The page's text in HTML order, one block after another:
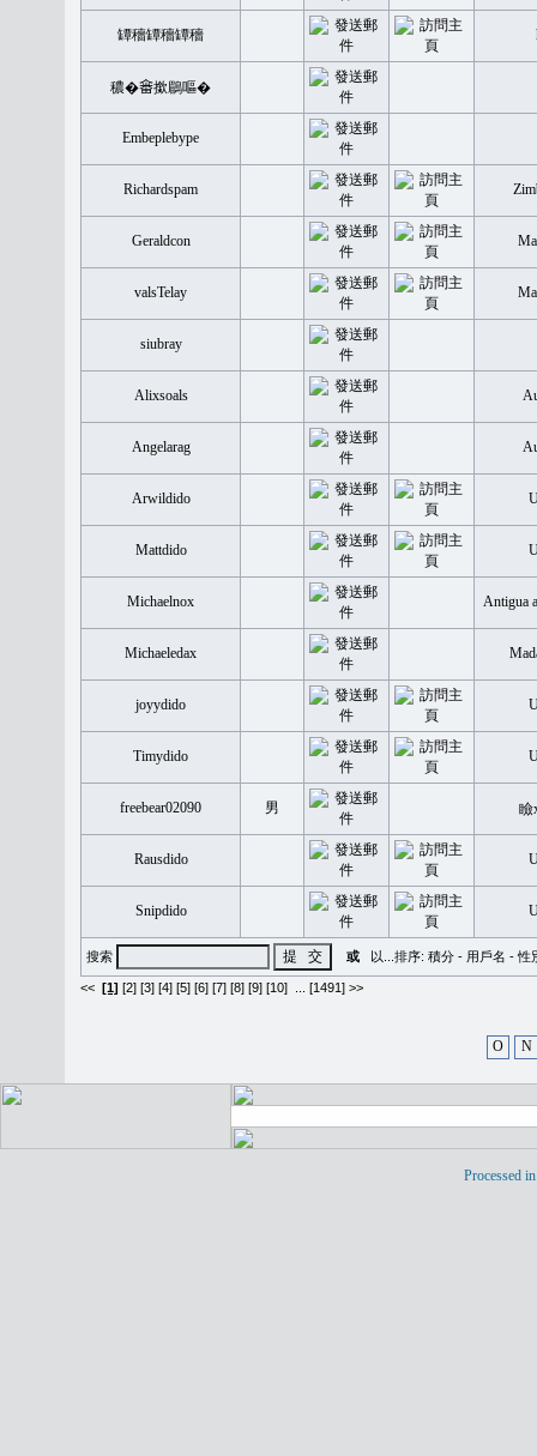
罈穡罈穡罈穡
穠�𤲞撳鶥嘔�
Embeplebype
Richardspam
Geraldcon
valsTelay
siubray
Alixsoals
Angelarag
Arwildido
Mattdido
Michaelnox Antigua
Michaeledax
joyydido
Timydido
freebear02090 男
Rausdido
Snipdido
搜索 或 以...排序: 積分 - 用戶名 -性
<< [1] [2] [3] [4] [5] [6] [7] [8] [9] [10] [1491] >>
O N
Processed